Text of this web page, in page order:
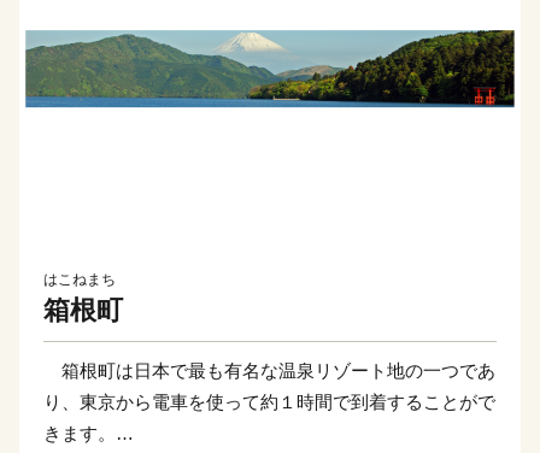
はこねまち
箱根町
箱根町は日本で最も有名な温泉リゾート地の一つであ
り、東京から電車を使って約１時間で到着することがで
きます。